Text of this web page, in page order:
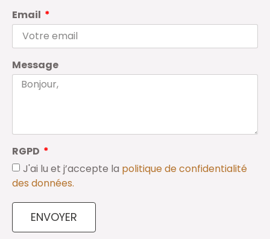
Email
Message
RGPD
J'ai lu et j’accepte la politique de confidentialité
des données.
ENVOYER